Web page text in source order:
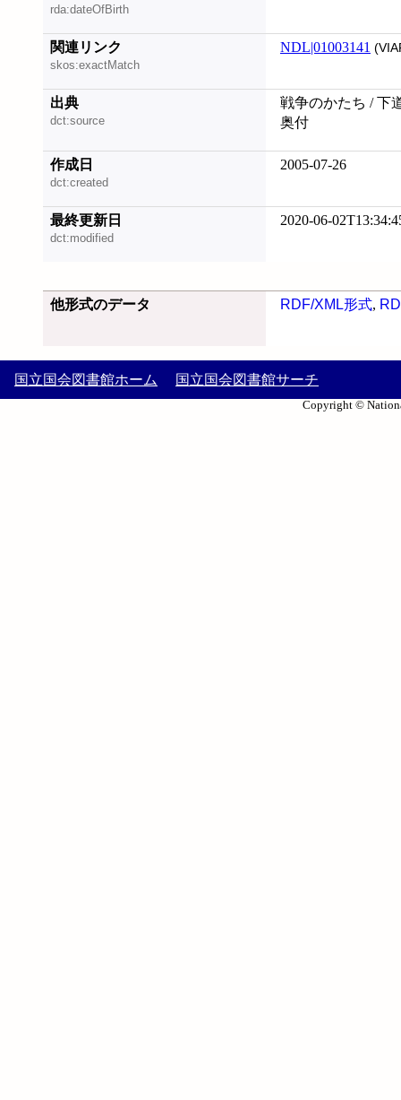
rda:dateOfBirth
関連リンク
skos:exactMatch
NDL|01003141
出典
dct:source
戦争のかたち / 下
奥付
作成日
dct:created
2005-07-26
最終更新日
dct:modified
2020-06-
他形式のデータ RDF/XML形式,
国立国会図書館ホーム 国立国会図書館サーチ
Copyright ©